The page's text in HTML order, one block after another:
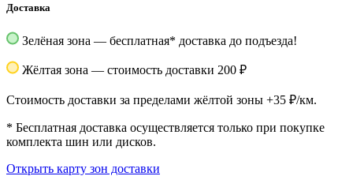
Доставка
Зелёная зона — бесплатная* доставка до подъезда!
Жёлтая зона — стоимость доставки 200 ₽
Стоимость доставки за пределами жёлтой зоны +35 ₽/км.
* Бесплатная доставка осуществляется только при покупке
комплекта шин или дисков.
Открыть карту зон доставки